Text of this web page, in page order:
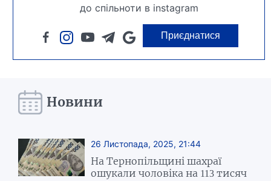
до спільноти в instagram
Приєднатися
Новини
26 Листопада, 2025, 21:44
На Тернопільщині шахраї
ошукали чоловіка на 113 тисяч